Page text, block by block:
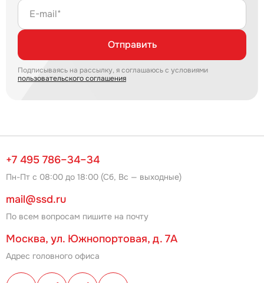
E-mail*
Отправить
Подписываясь на рассылку, я соглашаюсь с условиями
пользовательского соглашения
+7 495 786–34–34
Пн-Пт с 08:00 до 18:00 (Сб, Вс — выходные)
mail@ssd.ru
По всем вопросам пишите на почту
Москва, ул. Южнопортовая, д. 7А
Адрес головного офиса